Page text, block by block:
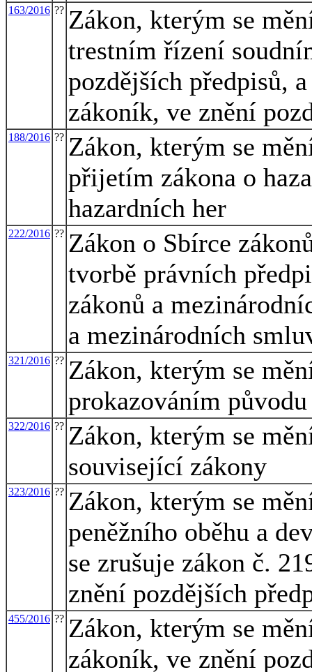
163/2016 ?? Zákon, kterým se
trestním řízení
pozdějších předpisů,
zákoník, ve znění
188/2016 ?? Zákon, kterým se
přijetím zákona o
hazardních her
222/2016 ?? Zákon o Sbírce
tvorbě právních
zákonů a
a mezinárodních
321/2016 ?? Zákon, kterým se
prokazováním
322/2016 ?? Zákon, kterým se
související zákony
323/2016 ?? Zákon, kterým se
peněžního oběhu a
se zrušuje zákon č.
znění pozdějších
455/2016 ?? Zákon, kterým se
zákoník, ve znění